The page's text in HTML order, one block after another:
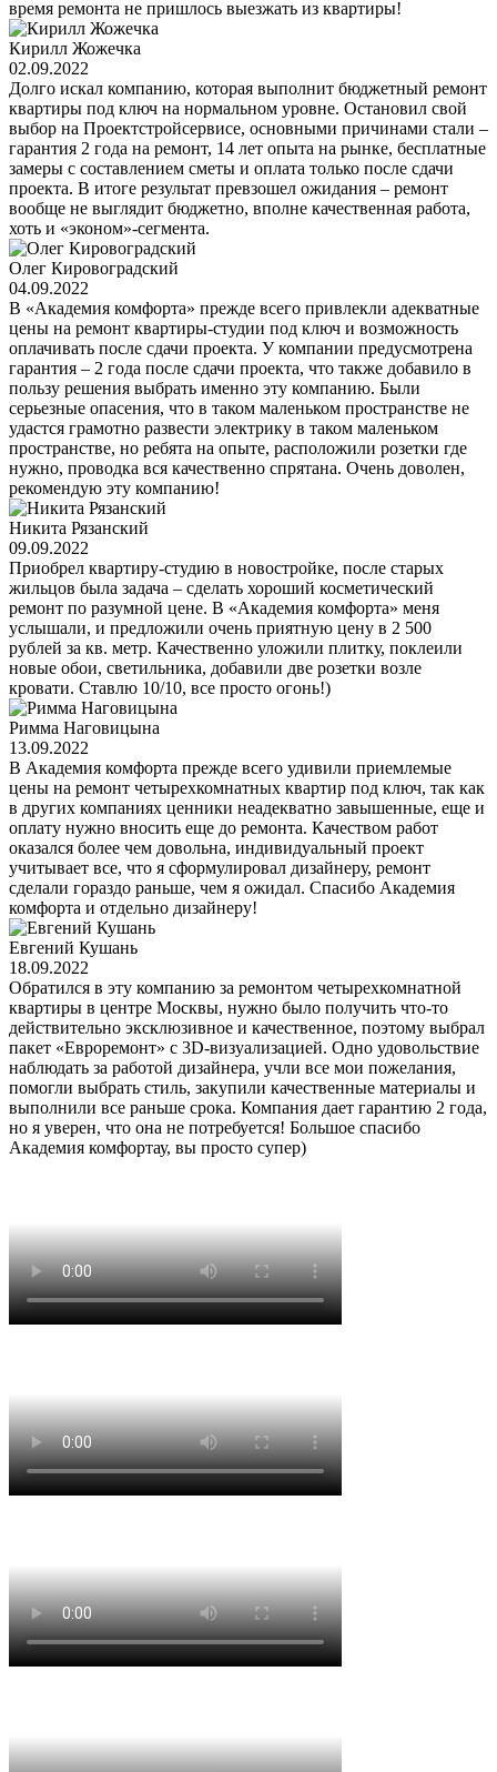
время ремонта не пришлось выезжать из квартиры!
Кирилл Жожечка
02.09.2022
Долго искал компанию, которая выполнит бюджетный ремонт
квартиры под ключ на нормальном уровне. Остановил свой
выбор на Проектстройсервисе, основными причинами стали –
гарантия 2 года на ремонт, 14 лет опыта на рынке, бесплатные
замеры с составлением сметы и оплата только после сдачи
проекта. В итоге результат превзошел ожидания – ремонт
вообще не выглядит бюджетно, вполне качественная работа,
хоть и «эконом»-сегмента.
Олег Кировоградский
04.09.2022
В «Академия комфорта» прежде всего привлекли адекватные
цены на ремонт квартиры-студии под ключ и возможность
оплачивать после сдачи проекта. У компании предусмотрена
гарантия – 2 года после сдачи проекта, что также добавило в
пользу решения выбрать именно эту компанию. Были
серьезные опасения, что в таком маленьком пространстве не
удастся грамотно развести электрику в таком маленьком
пространстве, но ребята на опыте, расположили розетки где
нужно, проводка вся качественно спрятана. Очень доволен,
рекомендую эту компанию!
Никита Рязанский
09.09.2022
Приобрел квартиру-студию в новостройке, после старых
жильцов была задача – сделать хороший косметический
ремонт по разумной цене. В «Академия комфорта» меня
услышали, и предложили очень приятную цену в 2 500
рублей за кв. метр. Качественно уложили плитку, поклеили
новые обои, светильника, добавили две розетки возле
кровати. Ставлю 10/10, все просто огонь!)
Римма Наговицына
13.09.2022
В Академия комфорта прежде всего удивили приемлемые
цены на ремонт четырехкомнатных квартир под ключ, так как
в других компаниях ценники неадекватно завышенные, еще и
оплату нужно вносить еще до ремонта. Качеством работ
оказался более чем довольна, индивидуальный проект
учитывает все, что я сформулировал дизайнеру, ремонт
сделали гораздо раньше, чем я ожидал. Спасибо Академия
комфорта и отдельно дизайнеру!
Евгений Кушань
18.09.2022
Обратился в эту компанию за ремонтом четырехкомнатной
квартиры в центре Москвы, нужно было получить что-то
действительно эксклюзивное и качественное, поэтому выбрал
пакет «Евроремонт» с 3D-визуализацией. Одно удовольствие
наблюдать за работой дизайнера, учли все мои пожелания,
помогли выбрать стиль, закупили качественные материалы и
выполнили все раньше срока. Компания дает гарантию 2 года,
но я уверен, что она не потребуется! Большое спасибо
Академия комфортау, вы просто супер)